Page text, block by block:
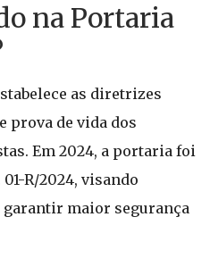
na Portaria
as diretrizes
prova de vida dos
Em 2024, a portaria foi
R/2024, visando
maior segurança